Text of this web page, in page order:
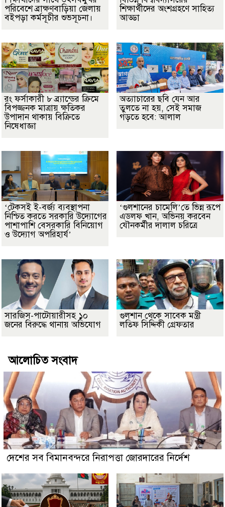
পরিবেশে ব্রাক্ষণবাড়িয়া জেলায়
বইপড়া কর্মসূচীর শুভসূচনা।
শিক্ষার্থীদের অংশগ্রহণে সাহিত্য
আড্ডা
রং ফর্সাকারী ৮ ব্র্যান্ডের ক্রিমে
বিপজ্জনক মাত্রায় ক্ষতিকর
উপাদান থাকায় বিক্রিতে
নিষেধাজ্ঞা
অত্যাচারের ছবি যেন আর
তুলতে না হয়, সেই সমাজ
গড়তে হবে: আলাল
‘টেকসই ই-বর্জ্য ব্যবস্থাপনা
নিশ্চিত করতে সরকারি উদ্যোগের
পাশাপাশি বেসরকারি বিনিয়োগ
ও উদ্যোগ অপরিহার্য’
‘গুলশানের চামেলি’তে ভিন্ন রূপে
এডলফ খান, অভিনয় করবেন
যৌনকর্মীর দালাল চরিত্রে
সারজিস-পাটোয়ারীসহ ১০
জনের বিরুদ্ধে থানায় অভিযোগ
গুলশান থেকে সাবেক মন্ত্রী
লতিফ সিদ্দিকী গ্রেফতার
আলোচিত সংবাদ
দেশের সব বিমানবন্দরে নিরাপত্তা জোরদারের নির্দেশ